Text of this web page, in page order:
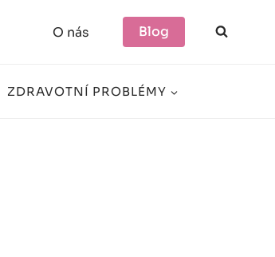
O nás Blog
ZDRAVOTNÍ PROBLÉMY